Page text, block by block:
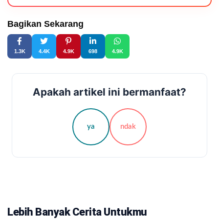
Bagikan Sekarang
1.3K 4.4K 4.9K 698 4.9K
Apakah artikel ini bermanfaat?
ya ndak
Lebih Banyak Cerita Untukmu